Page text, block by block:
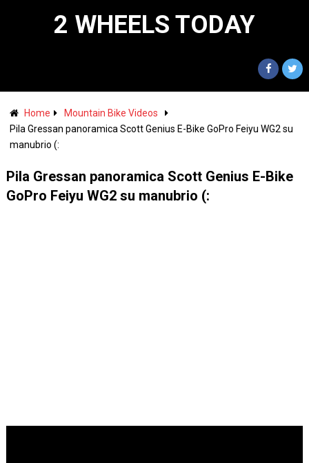
2 WHEELS TODAY
Home
Mountain Bike Videos
Pila Gressan panoramica Scott Genius E-Bike GoPro Feiyu WG2 su
manubrio (:
Pila Gressan panoramica Scott Genius E-Bike
GoPro Feiyu WG2 su manubrio (: